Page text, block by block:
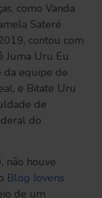
como Vanda
Sateré
contou com
Juma Uru Eu
da equipe de
e Bitate Uru
de
do
não houve
Blog Jovens
de um